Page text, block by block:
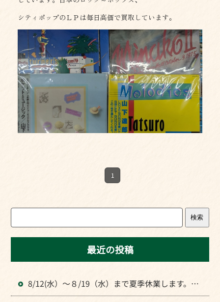
シティポップのＬＰは毎日高価で買取しています。
1
検索
最近の投稿
8/12(水）～８/19（水）まで夏季休業します。よ
ろしくお願いいたします。